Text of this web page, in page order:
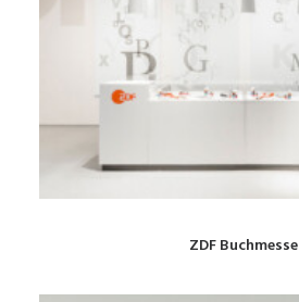
ZDF Buchmesse